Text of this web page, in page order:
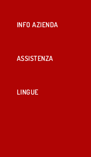
INFO AZIENDA
ASSISTENZA
LINGUE